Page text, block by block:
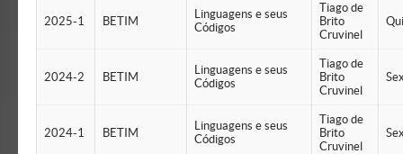
2025-1 BETIM
Linguagens e seus
Códigos
Tiago de
Brito
Cruvinel
2024-2 BETIM
Linguagens e seus
Códigos
Tiago de
Brito
Cruvinel
2024-1 BETIM
Linguagens e seus
Códigos
Tiago de
Brito
Cruvinel